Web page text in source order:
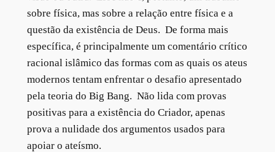
sobre física, mas sobre a relação entre física e a
questão da existência de Deus. De forma mais
específica, é principalmente um comentário crítico
racional islâmico das formas com as quais os ateus
modernos tentam enfrentar o desafio apresentado
pela teoria do Big Bang. Não lida com provas
positivas para a existência do Criador, apenas
prova a nulidade dos argumentos usados para
apoiar o ateísmo.